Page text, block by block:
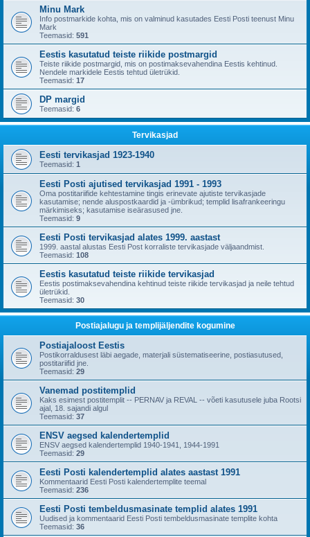
Minu Mark
Info postmarkide kohta, mis on valminud kasutades Eesti Posti teenust Minu
Mark
Teemasid: 591
Eestis kasutatud teiste riikide postmargid
Teiste riikide postmargid, mis on postimaksevahendina Eestis kehtinud.
Nendele markidele Eestis tehtud ületrükid.
Teemasid: 17
DP margid
Teemasid: 6
Tervikasjad
Eesti tervikasjad 1923-1940
Teemasid: 1
Eesti Posti ajutised tervikasjad 1991 - 1993
Oma postitariifide kehtestamine tingis erinevate ajutiste tervikasjade
kasutamise; nende aluspostkaardid ja -ümbrikud; templid lisafrankeeringu
märkimiseks; kasutamise iseärasused jne.
Teemasid: 9
Eesti Posti tervikasjad alates 1999. aastast
1999. aastal alustas Eesti Post korraliste tervikasjade väljaandmist.
Teemasid: 108
Eestis kasutatud teiste riikide tervikasjad
Eestis postimaksevahendina kehtinud teiste riikide tervikasjad ja neile tehtud
ületrükid.
Teemasid: 30
Postiajalugu ja templijäljendite kogumine
Postiajaloost Eestis
Postikorraldusest läbi aegade, materjali süstematiseerine, postiasutused,
postitariifid jne.
Teemasid: 29
Vanemad postitemplid
Kaks esimest postitemplit -- PERNAV ja REVAL -- võeti kasutusele juba Rootsi
ajal, 18. sajandi algul
Teemasid: 37
ENSV aegsed kalendertemplid
ENSV aegsed kalendertemplid 1940-1941, 1944-1991
Teemasid: 29
Eesti Posti kalendertemplid alates aastast 1991
Kommentaarid Eesti Posti kalendertemplite teemal
Teemasid: 236
Eesti Posti tembeldusmasinate templid alates 1991
Uudised ja kommentaarid Eesti Posti tembeldusmasinate templite kohta
Teemasid: 36